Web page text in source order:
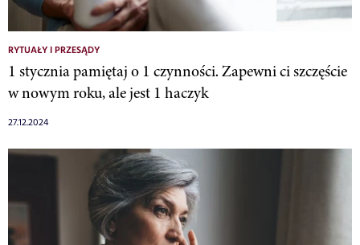
RYTUAŁY I PRZESĄDY
1 stycznia pamiętaj o 1 czynności. Zapewni ci szczęście
w nowym roku, ale jest 1 haczyk
27.12.2024